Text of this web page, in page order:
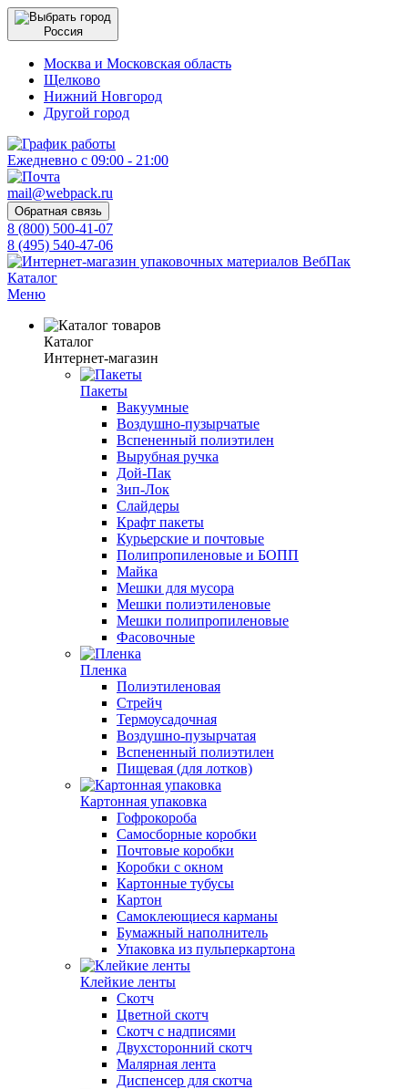
Россия
Москва и Московская область
Щелково
Нижний Новгород
Другой город
Ежедневно с 09:00 - 21:00
mail@webpack.ru
Обратная связь
8 (800) 500-41-07
8 (495) 540-47-06
Каталог
Меню
Каталог
Интернет-магазин
Пакеты
Вакуумные
Воздушно-пузырчатые
Вспененный полиэтилен
Вырубная ручка
Дой-Пак
Зип-Лок
Слайдеры
Крафт пакеты
Курьерские и почтовые
Полипропиленовые и БОПП
Майка
Мешки для мусора
Мешки полиэтиленовые
Мешки полипропиленовые
Фасовочные
Пленка
Полиэтиленовая
Стрейч
Термоусадочная
Воздушно-пузырчатая
Вспененный полиэтилен
Пищевая (для лотков)
Картонная упаковка
Гофрокороба
Самосборные коробки
Почтовые коробки
Коробки с окном
Картонные тубусы
Картон
Самоклеющиеся карманы
Бумажный наполнитель
Упаковка из пульперкартона
Клейкие ленты
Скотч
Цветной скотч
Скотч с надписями
Двухсторонний скотч
Малярная лента
Диспенсер для скотча